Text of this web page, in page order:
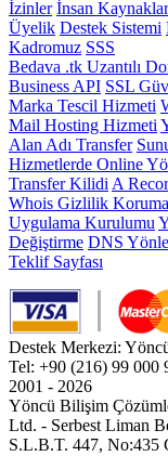
İzinler İnsan
Üyelik Destek Sistemi
Kadromuz SSS
Bedava .tk Uzantılı
Business API SSL
Marka Tescil Hizmeti
Mail Hosting Hizmeti
Alan Adı Transfer
Hizmetlerde Online
Transfer Kilidi A
Whois Gizlilik Koruma
Uygulama Kurulumu
Değiştirme DNS
Teklif Sayfası
Destek Merkezi:
Tel: +90 (216) 99 000
2001 - 2026
Yöncü Bilişim
Ltd. - Serbest Liman
S.L.B.T. 447, No:435